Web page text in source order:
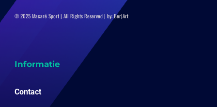
© 2025 Macaré Sport | All Rights Reserved | by:Ber|Art
Informatie
Contact